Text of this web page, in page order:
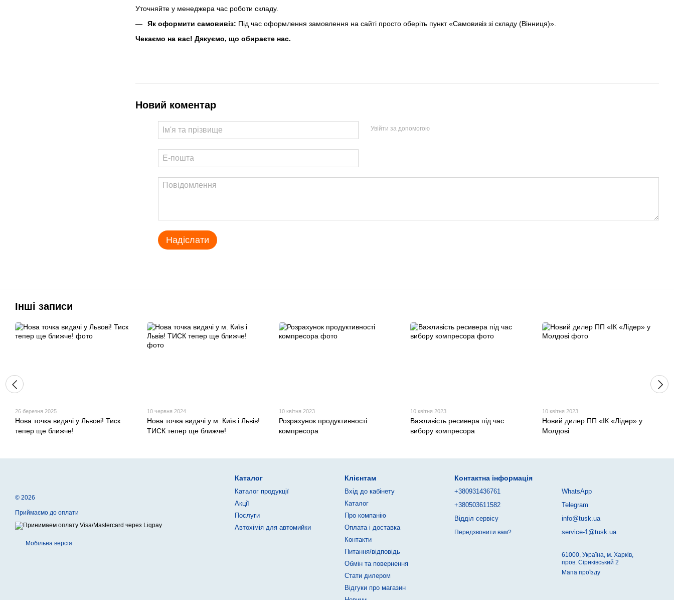
Уточняйте у менеджера час роботи складу.
Як оформити самовивіз: Під час оформлення замовлення на сайті просто оберіть пункт «Самовивіз зі складу (Вінниця)».
Чекаємо на вас! Дякуємо, що обираєте нас.
Новий коментар
Увійти за допомогою
Надіслати
Інші записи
26 березня 2025
Нова точка видачі у Львові! Тиск
тепер ще ближче!
10 червня 2024
Нова точка видачі у м. Київ і Львів!
ТИСК тепер ще ближче!
10 квітня 2023
Розрахунок продуктивності
компресора
10 квітня 2023
Важливість ресивера під час
вибору компресора
10 квітня 2023
Новий дилер ПП «ІК «Лідер» у
Молдові
© 2026
Приймаємо до оплати
Мобільна версія
Каталог
Каталог продукції
Акції
Послуги
Автохімія для автомийки
Клієнтам
Вхід до кабінету
Каталог
Про компанію
Оплата і доставка
Контакти
Питання/відповідь
Обмін та повернення
Стати дилером
Відгуки про магазин
Контактна інформація
+380931436761
+380503611582
Відділ сервісу
Передзвонити вам?
WhatsApp
Telegram
info@tusk.ua
service-1@tusk.ua
61000, Україна, м. Харків,
пров. Сіриківський 2
Мапа проїзду